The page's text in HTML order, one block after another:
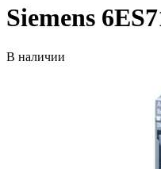
Siemens
В наличии